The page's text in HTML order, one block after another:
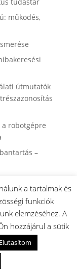
működés,
útmutatók
robotgépre
–
és Neff
a tartalmak és
funkciók
elemzéséhez. A
hozzájárul a sütik
Elutasítom